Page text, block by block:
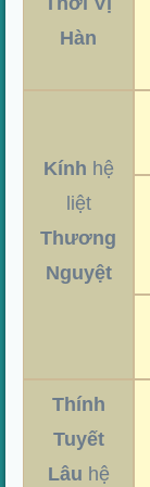
Hàn
Kính hệ
liệt
Thương
Nguyệt
Thính
Tuyết
Lâu hệ